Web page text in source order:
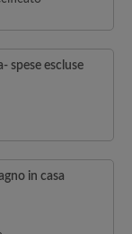
spese escluse
in casa